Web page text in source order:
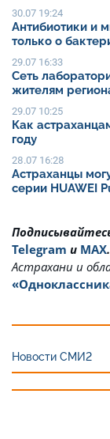
30.07 19:24
Антибиотики и
только о
29.07 16:33
Сеть
жителям
29.07 10:25
Как
году
28.07 16:28
Астраханцы
серии HUAWEI
Telegram и MAX.
Астрахани и
Новости СМИ2